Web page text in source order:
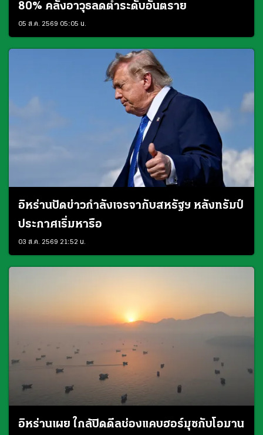
80% คลังอาวุธลดต่ำระดับอันตราย
05 ส.ค. 2569 05:05 น.
อิหร่านปัดข่าวกำลังเจรจากับสหรัฐฯ หลังทรัมป์
ประกาศเริ่มหารือ
03 ส.ค. 2569 21:52 น.
อิหร่านเผย ใกล้ปิดดีลช่องแคบฮอร์มุซกับโอมาน